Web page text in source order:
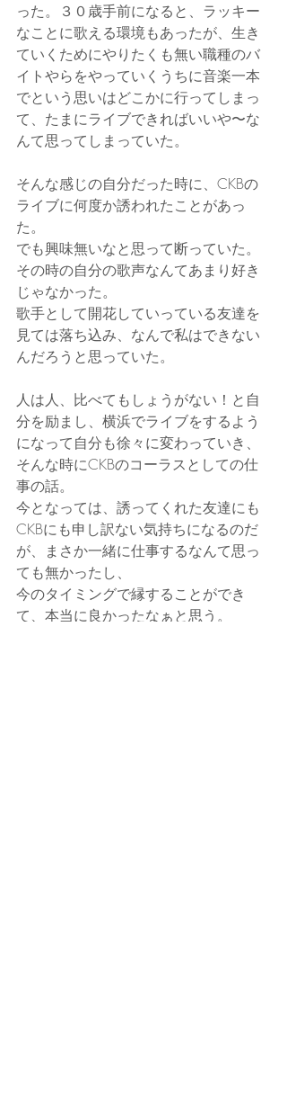
った。３０歳手前になると、ラッキー
なことに歌える環境もあったが、生き
ていくためにやりたくも無い職種のバ
イトやらをやっていくうちに音楽一本
でという思いはどこかに行ってしまっ
て、たまにライブできればいいや〜な
んて思ってしまっていた。
そんな感じの自分だった時に、CKBの
ライブに何度か誘われたことがあっ
た。
でも興味無いなと思って断っていた。
その時の自分の歌声なんてあまり好き
じゃなかった。
歌手として開花していっている友達を
見ては落ち込み、なんで私はできない
んだろうと思っていた。
人は人、比べてもしょうがない！と自
分を励まし、横浜でライブをするよう
になって自分も徐々に変わっていき、
そんな時にCKBのコーラスとしての仕
事の話。
今となっては、誘ってくれた友達にも
CKBにも申し訳ない気持ちになるのだ
が、まさか一緒に仕事するなんて思っ
ても無かったし、
今のタイミングで縁することができ
て、本当に良かったなぁと思う。